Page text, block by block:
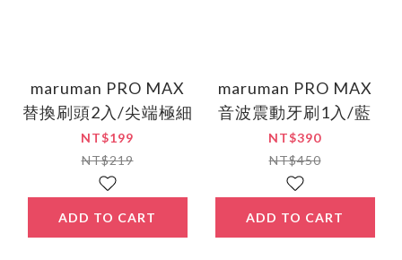
maruman PRO MAX
替換刷頭2入/尖端極細
NT$199
NT$219
ADD TO CART
maruman PRO MAX
音波震動牙刷1入/藍
NT$390
NT$450
ADD TO CART